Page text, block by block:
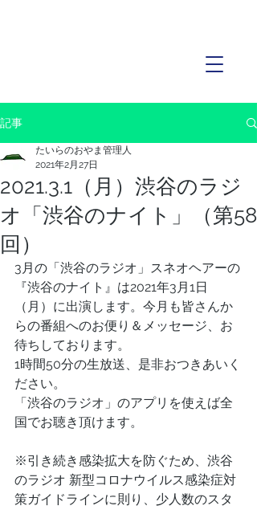
記事
2021.3.1（月）渋谷のラジ
オ「渋谷のナイト」（第58
回）
たいらのおやま管理人
2021年2月27日
3月の「渋谷のラジオ」スネオヘアーの
『渋谷のナイト』は2021年3月1日
（月）に出演します。今月も皆さんか
らの番組へのお便り＆メッセージ、お
待ちしております。
1時間50分の生放送、是非おつきあいく
ださい。
「渋谷のラジオ」のアプリを使えば全
国でお聴き頂けます。
※引き続き感染拡大を防ぐため、渋谷
のラジオ 新型コロナウイルス感染症対
策ガイドラインに則り、少人数のスタ